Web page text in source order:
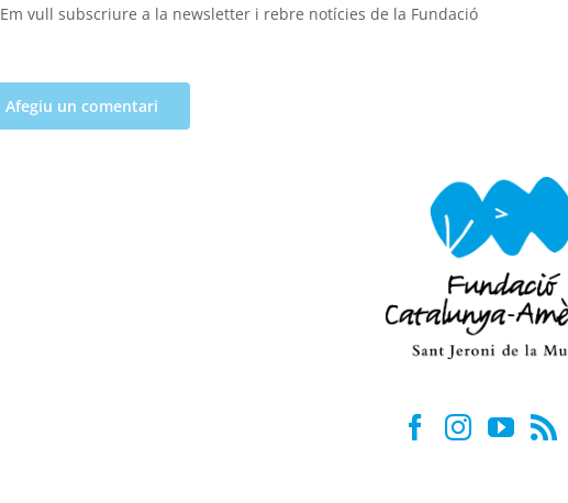
Em vull subscriure a la newsletter i rebre notícies de la Fundació